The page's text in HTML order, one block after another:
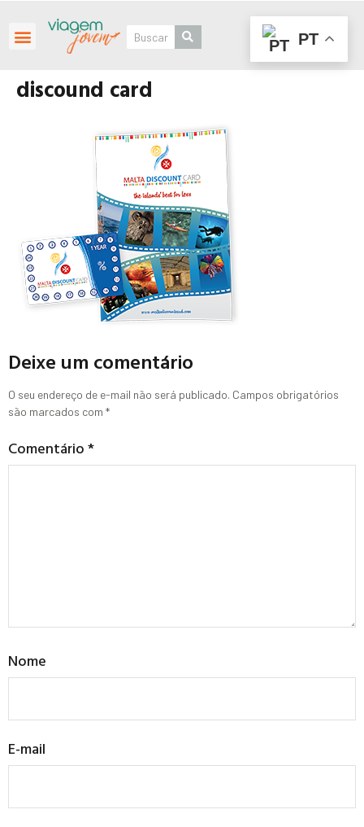
discound card
Deixe um comentário
O seu endereço de e-mail não será publicado. Campos obrigatórios
são marcados com *
Comentário*
Nome
E-mail
PT